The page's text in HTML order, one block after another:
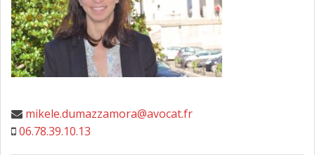
FAIRE DESIGNER UN AVOCAT
CONTACT
mikele.dumazzamora@avocat.fr
06.78.39.10.13